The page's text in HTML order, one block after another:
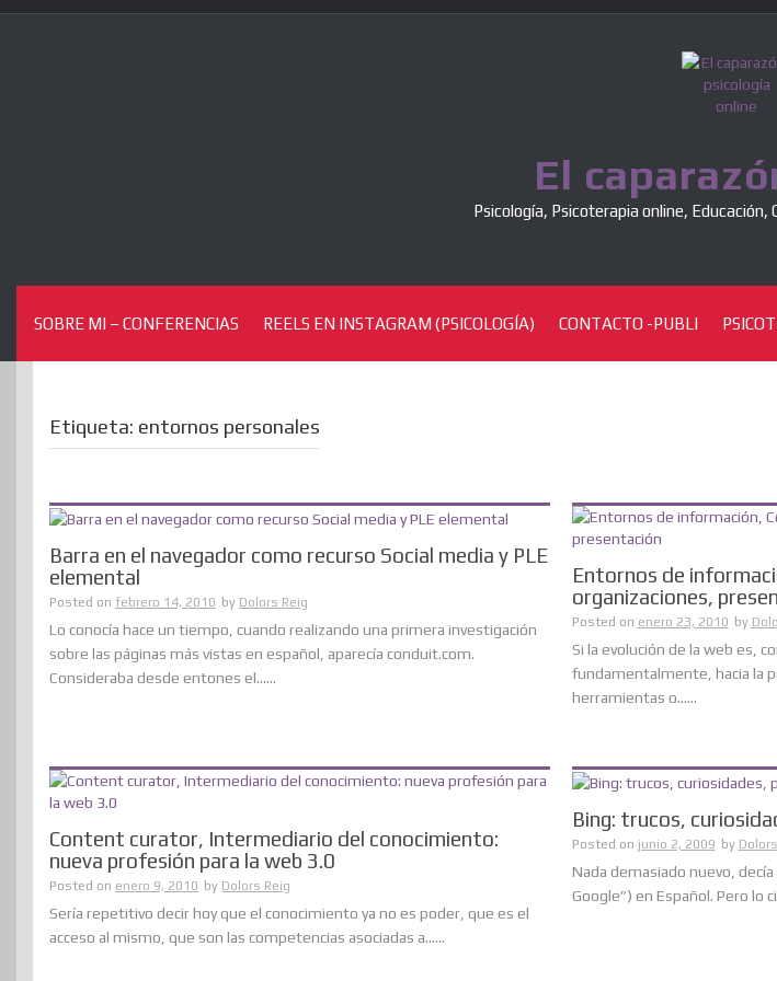
Skip
El
Psicología, Psicoterapia online,
SOBRE MI – CONFERENCIAS REELS EN INSTAGRAM (PSICOLOGÍA) CONTACTO -PUBLI
Etiqueta: entornos personales
Barra en el navegador como recurso Social media y PLE
elemental
Posted on febrero 14, 2010 by Dolors Reig
Lo conocía hace un tiempo, cuando realizando una primera investigación
sobre las páginas más vistas en español, aparecía conduit.com.
Consideraba desde entones el......
Entornos de
organizaciones,
Posted on enero 23, 2010 by
Si la evolución de la web es,
fundamentalmente, hacia la
herramientas o......
Content curator, Intermediario del conocimiento:
nueva profesión para la web 3.0
Posted on enero 9, 2010 by Dolors Reig
Sería repetitivo decir hoy que el conocimiento ya no es poder, que es el
acceso al mismo, que son las competencias asociadas a......
Bing: trucos,
Posted on junio 2, 2009 by
Nada demasiado nuevo,
Google”) en Español. Pero lo